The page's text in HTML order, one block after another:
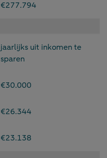
€277.794
jaarlijks uit inkomen te
sparen
€30.000
€26.344
€23.138